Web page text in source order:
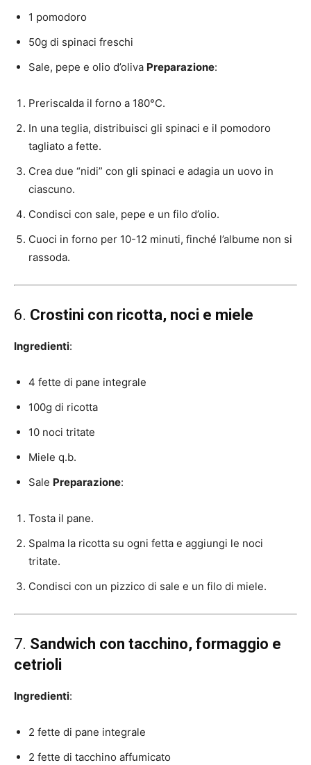
1 pomodoro
50g di spinaci freschi
Sale, pepe e olio d’oliva Preparazione:
Preriscalda il forno a 180°C.
In una teglia, distribuisci gli spinaci e il pomodoro
tagliato a fette.
Crea due “nidi” con gli spinaci e adagia un uovo in
ciascuno.
Condisci con sale, pepe e un filo d’olio.
Cuoci in forno per 10-12 minuti, finché l’albume non si
rassoda.
6. Crostini con ricotta, noci e miele
Ingredienti:
4 fette di pane integrale
100g di ricotta
10 noci tritate
Miele q.b.
Sale Preparazione:
Tosta il pane.
Spalma la ricotta su ogni fetta e aggiungi le noci
tritate.
Condisci con un pizzico di sale e un filo di miele.
7. Sandwich con tacchino, formaggio e
cetrioli
Ingredienti:
2 fette di pane integrale
2 fette di tacchino affumicato